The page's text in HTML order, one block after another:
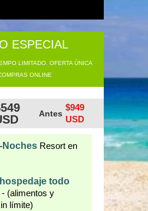
ESPECIAL
LIMITADO. OFERTA ÚNICA
ONLINE
Antes
$949
USD
Noches Resort en
todo
- (alimentos y
límite)